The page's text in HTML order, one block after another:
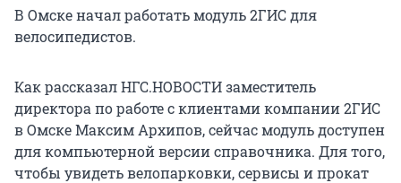
В Омске начал работать модуль 2ГИС для
велосипедистов.
Как рассказал НГС.НОВОСТИ заместитель
директора по работе с клиентами компании 2ГИС
в Омске Максим Архипов, сейчас модуль доступен
для компьютерной версии справочника. Для того,
чтобы увидеть велопарковки, сервисы и прокат